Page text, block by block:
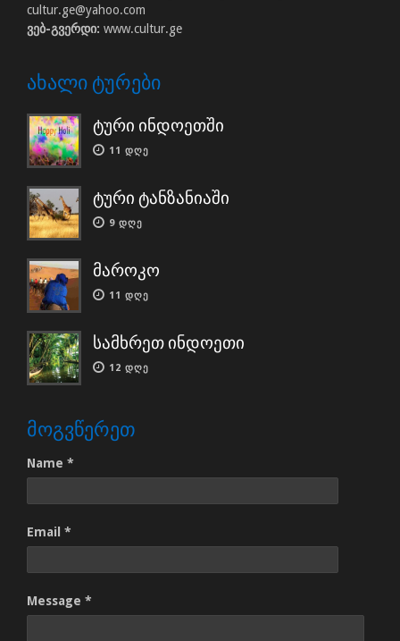
cultur.ge@yahoo.com
ვებ-გვერდი: www.cultur.ge
ᲐᲮᲐᲚᲘ ᲢᲣᲠᲔᲑᲘ
ტური ინდოეთში
11 ᲓᲦᲔ
ტური ტანზანიაში
9 ᲓᲦᲔ
მაროკო
11 ᲓᲦᲔ
სამხრეთ ინდოეთი
12 ᲓᲦᲔ
ᲛᲝᲒᲕᲬᲔᲠᲔᲗ
Name *
Email *
Message *